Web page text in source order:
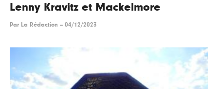
Lenny Kravitz et Mackelmore
Par La Rédaction -- 04/12/2023